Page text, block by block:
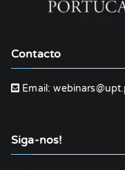
Contacto
Email:
Siga-nos!